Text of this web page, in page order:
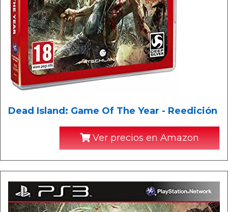
Dead Island: Game Of The Year - Reedición
Ver precios en Amazon